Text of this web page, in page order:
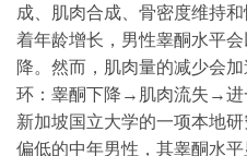
成、肌肉合成、骨密度维持
着年龄增长，男性睾酮水平
降。然而，肌肉量的减少会
环：睾酮下降→肌肉流失→进
新加坡国立大学的一项本地
偏低的中年男性，其睾酮水